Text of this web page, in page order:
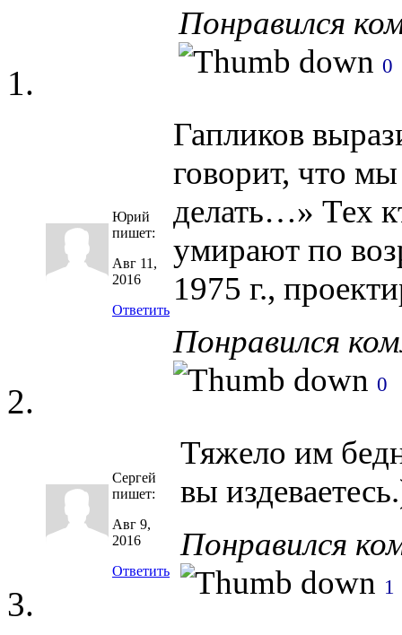
Понравился
0
Юрий
пишет:
Авг 11,
2016
Ответить
Гапликов
говорит, что
делать…» Тех
умирают по
1975 г.,
Понравился
0
Сергей
пишет:
Авг 9,
2016
Ответить
Тяжело им
вы
Понравился
1